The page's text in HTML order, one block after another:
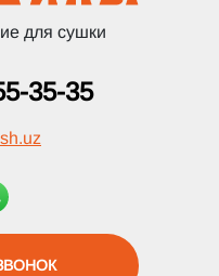
для сушки
35-35